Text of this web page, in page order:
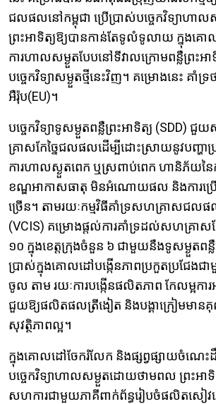
ជលផលនៅកម្ពុជា ប្រើប្រាស់បច្ចេកវិទ្យាហ
ព្រះអាទិត្យឱ្យបានកាន់តែទូលំទូលាយ ក្នុងគោល
ការហាលសម្ងួត​បែបនៅទីវាលក្រោមពន្លឺព្រះអា
បច្ចេកវិទ្យាសម្ងួតថ្មីនេះវិញ។ គម្រោងនេះ គ
អឺរ៉ុប(EU)។
បច្ចេកវិទ្យាទូសម្ងួតពន្លឺព្រះអាទិត្យ
គ្រាសកែច្នៃជលផលដើម្បីដោះស្រាយនូវបញ្ហា
ការ​ហាលស្ងួតពេក ឬស្រពាប់ពេក ហានិភ័យនៃក
ខណ្ឌអាកាសធាតុ មិនអំណោយផល​ និងការប្រើ
ច្រើន។ តាមរយៈកម្មវិធីគាំទ្រសហគ្រាសជលផ
(VCIS) គម្រោងផ្តល់ការគាំទ្រដល់សហគ្រា
១០ ក្នុងខេត្តក្រុងចំនួន ៦ ​ជាមួយនឹងទូសម្ងួតពន្លឺ
ប្រាស់ក្នុងគោលដៅបង្កើនភាពប្រកួតប្រជែង
ចូល តាម រយៈការ​បង្កើនផលិត​ភាព កែលម្អកា
ជួយឱ្យផលិតផលត្រីងៀត និងបង្គាក្រៀមមាន
សុវត្ថិភាពល្អ។
ក្នុងគោលដៅចែករំលែក និងផ្សព្វផ្សាយចំណេះ
បច្ចេកវិទ្យាហាលសម្ងួតដោយថាមពល ព្រះអា
សហការជាមួយភាគីពាក់ព័ន្ធរៀបចំផលិតសៀវ